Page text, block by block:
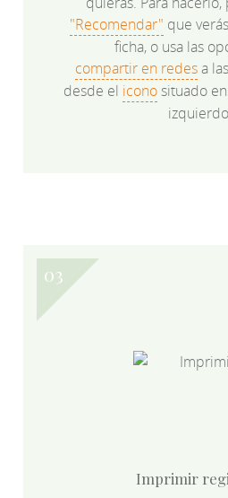
"Recomendar" que
ficha, o usa las
compartir en redesa
desde el iconosituado
Imprimir